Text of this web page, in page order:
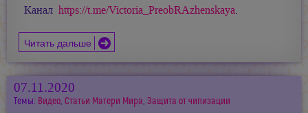
Канал https://t.me/Victoria_PreobRAzhenskaya.
Читать дальше
07.11.2020
Темы: Видео, Статьи Матери Мира, Защита от чипизации